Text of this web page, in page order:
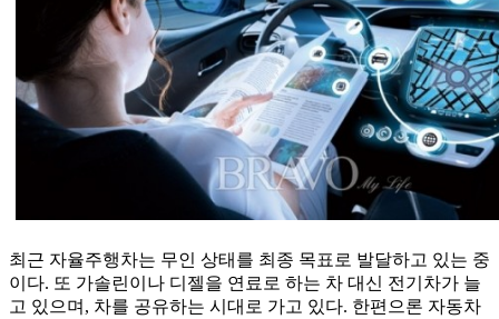
최근 자율주행차는 무인 상태를 최종 목표로 발달하고 있는 중
이다. 또 가솔린이나 디젤을 연료로 하는 차 대신 전기차가 늘
고 있으며, 차를 공유하는 시대로 가고 있다. 한편으론 자동차